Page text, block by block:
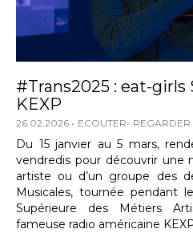
#Trans2025 : eat-girls
KEXP
26.02.2026 ECOUTER REGARDER
Du 15 janvier au 5 mars,
vendredis pour découvrir une
artiste ou d’un groupe des
Musicales, tournée pendant
Supérieure des Métiers
fameuse radio américaine